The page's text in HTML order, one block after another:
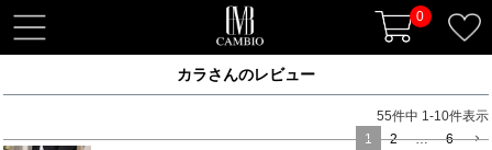
0
t
o
l
カラさんのレビュー
55件中 1-10件表示
1
2 … 6